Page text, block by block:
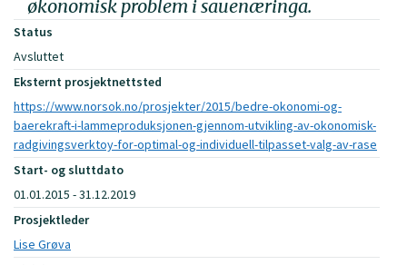
økonomisk problem i sauenæringa.
Status
Avsluttet
Eksternt prosjektnettsted
https://www.norsok.no/prosjekter/2015/bedre-okonomi-og-
baerekraft-i-lammeproduksjonen-gjennom-utvikling-av-okonomisk-
radgivingsverktoy-for-optimal-og-individuell-tilpasset-valg-av-rase
Start- og sluttdato
01.01.2015 - 31.12.2019
Prosjektleder
Lise Grøva